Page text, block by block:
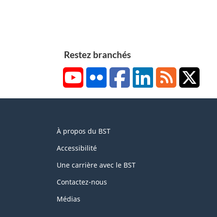
Restez branchés
YouTubeFlickr FacebookLinkedInRSS
this
site
À propos du BST
Accessibilité
Une carrière avec le BST
Contactez-nous
Médias